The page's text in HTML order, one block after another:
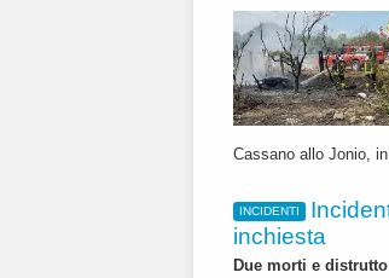
Cassano allo Jonio,
INCIDENTI
inchiesta
Due morti e